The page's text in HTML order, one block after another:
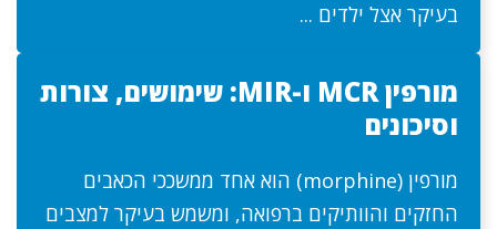
בעיקר אצל ילדים ...
מורפין MCR ו-MIR: שימושים, צורות
וסיכונים
מורפין (morphine) הוא אחד ממשככי הכאבים
החזקים והוותיקים ברפואה, ומשמש בעיקר למצבים